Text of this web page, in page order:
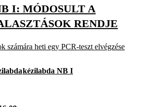
I: MÓDOSULT A
RENDJE
számára heti egy PCR-teszt elvégzése
kézilabda NB I